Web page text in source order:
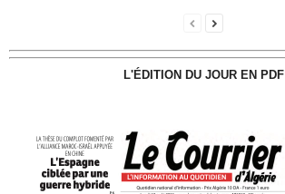
L'ÉDITION DU JOUR EN PDF